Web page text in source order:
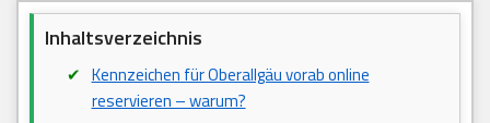
Inhaltsverzeichnis
Kennzeichen für Oberallgäu vorab online
reservieren – warum?